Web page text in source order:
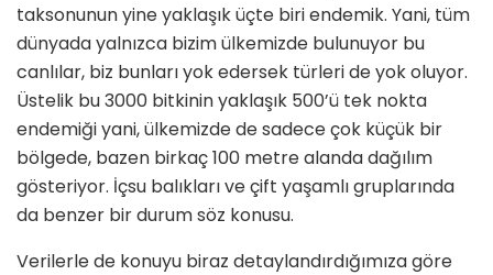
taksonunun yine yaklaşık üçte biri endemik. Yani, tüm
dünyada yalnızca bizim ülkemizde bulunuyor bu
canlılar, biz bunları yok edersek türleri de yok oluyor.
Üstelik bu 3000 bitkinin yaklaşık 500’ü tek nokta
endemiği yani, ülkemizde de sadece çok küçük bir
bölgede, bazen birkaç 100 metre alanda dağılım
gösteriyor. İçsu balıkları ve çift yaşamlı gruplarında
da benzer bir durum söz konusu.
Verilerle de konuyu biraz detaylandırdığımıza göre